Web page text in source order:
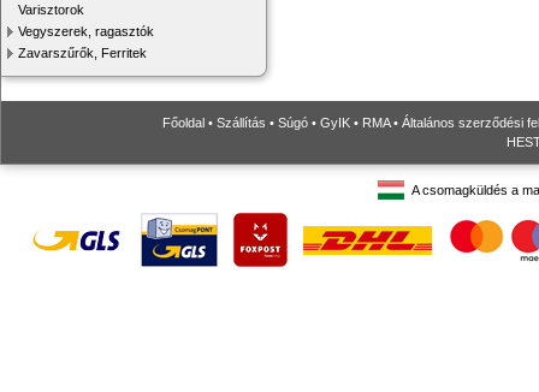
Varisztorok
Vegyszerek, ragasztók
Zavarszűrők, Ferritek
Főoldal • Szállítás • Súgó • GyIK • RMA• Általános szerződési
A csomagküldés a